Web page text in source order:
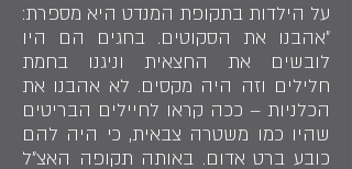
על הילדות בתקופת המנדט היא מספרת:
״אהבנו את הסקוטים. בחגים הם היו
לובשים את החצאית וניגנו בחמת
חלילים וזה היה מקסים. לא אהבנו את
הכלניות – ככה קראו לחיילים הבריטים
שהיו כמו משטרה צבאית, כי היה להם
כובע ברט אדום. באותה תקופה האצ״ל